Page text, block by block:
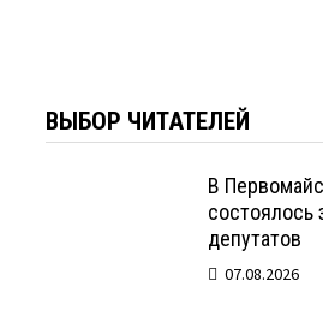
ВЫБОР ЧИТАТЕЛЕЙ
В
состоялось
депутатов
07.08.2026